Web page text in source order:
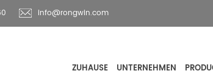
info@rongwin.com
ZUHAUSE UNTERNEHMEN